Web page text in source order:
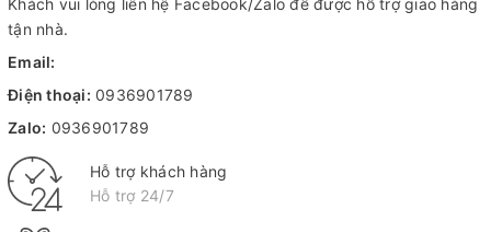
Khách vui lòng liên hệ Facebook/Zalo để được hỗ trợ giao hàng
tận nhà.
Email:
Điện thoại: 0936901789
Zalo: 0936901789
Hỗ trợ khách hàng
Hỗ trợ 24/7